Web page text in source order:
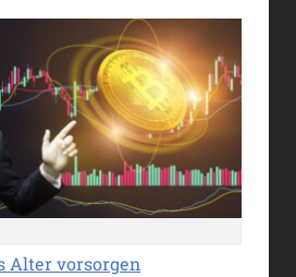
Alter vorsorgen